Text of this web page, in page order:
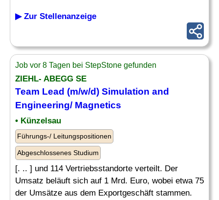
▶ Zur Stellenanzeige
Job vor 8 Tagen bei StepStone gefunden
ZIEHL- ABEGG SE
Team Lead (m/w/d) Simulation and
Engineering/ Magnetics
• Künzelsau
Führungs-/ Leitungspositionen
Abgeschlossenes Studium
[. .. ] und 114 Vertriebsstandorte verteilt. Der
Umsatz beläuft sich auf 1 Mrd. Euro, wobei etwa 75
der Umsätze aus dem Exportgeschäft stammen.